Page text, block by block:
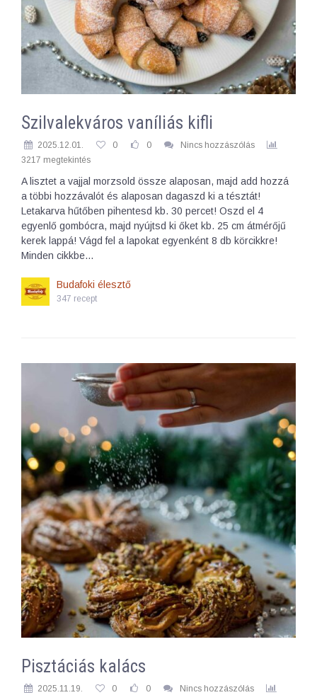
Szilvalekváros vaníliás kifli
2025.12.01. 0 0
Nincs hozzászólás
3217 megtekintés
A lisztet a vajjal morzsold össze alaposan, majd add hozzá
a többi hozzávalót és alaposan dagaszd ki a tésztát!
Letakarva hűtőben pihentesd kb. 30 percet! Oszd el 4
egyenlő gombócra, majd nyújtsd ki őket kb. 25 cm átmérőjű
kerek lappá! Vágd fel a lapokat egyenként 8 db körcikkre!
Minden cikkbe…
Budafoki élesztő
347 recept
Pisztáciás kalács
2025.11.19. 0 0
Nincs hozzászólás